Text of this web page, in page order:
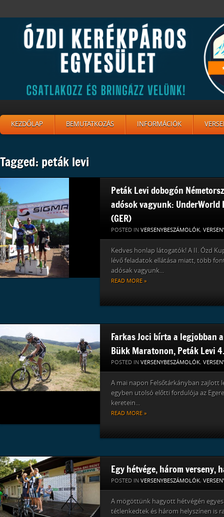
KEZDŐLAP BEMUTATKOZÁS INFORMÁCIÓK
Tagged: peták levi
Peták Levi dobogón
adósok vagyunk: UnderWorld
(GER)
POSTED IN VERSENYBESZÁMOLÓK,
Kedves honlap látogatók! A II. Ózd
lévő feladatok ellátása miatt, több
adósak vagyunk...
READ MORE »
Farkas Joci bírta a legjobban
Bükk Maratonon, Peták Levi
POSTED IN VERSENYBESZÁMOLÓK,
A mai napon Felsőtárkányban zajlott
egyben utolsó előtti fordulója az
keretein...
READ MORE »
Egy hétvége, három verseny,
POSTED IN VERSENYBESZÁMOLÓK,
A mögöttünk hagyott hétvégén
tétlenkedtek és három helyszínen is